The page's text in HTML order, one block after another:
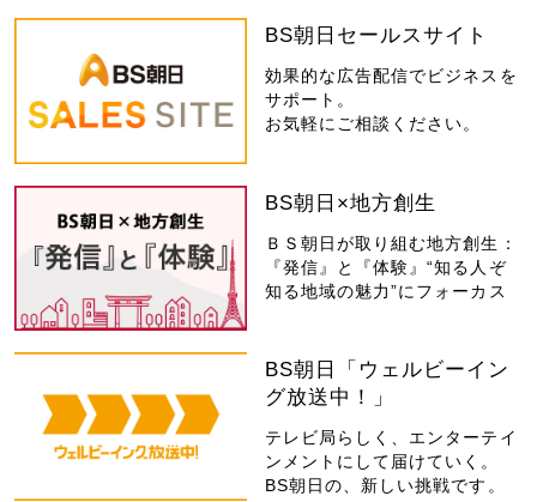
BS朝日セールスサイト
効果的な広告配信でビジネスを
サポート。
お気軽にご相談ください。
BS朝日×地方創生
ＢＳ朝日が取り組む地方創生：
『発信』と『体験』“知る人ぞ
知る地域の魅力”にフォーカス
BS朝日「ウェルビーイン
グ放送中！」
テレビ局らしく、エンターテイ
ンメントにして届けていく。
BS朝日の、新しい挑戦です。